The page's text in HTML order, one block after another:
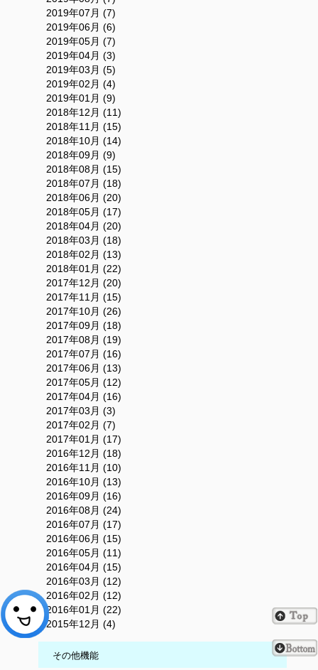
2019年07月 (7)
2019年06月 (6)
2019年05月 (7)
2019年04月 (3)
2019年03月 (5)
2019年02月 (4)
2019年01月 (9)
2018年12月 (11)
2018年11月 (15)
2018年10月 (14)
2018年09月 (9)
2018年08月 (15)
2018年07月 (18)
2018年06月 (20)
2018年05月 (17)
2018年04月 (20)
2018年03月 (18)
2018年02月 (13)
2018年01月 (22)
2017年12月 (20)
2017年11月 (15)
2017年10月 (26)
2017年09月 (18)
2017年08月 (19)
2017年07月 (16)
2017年06月 (13)
2017年05月 (12)
2017年04月 (16)
2017年03月 (3)
2017年02月 (7)
2017年01月 (17)
2016年12月 (18)
2016年11月 (10)
2016年10月 (13)
2016年09月 (16)
2016年08月 (24)
2016年07月 (17)
2016年06月 (15)
2016年05月 (11)
2016年04月 (15)
2016年03月 (12)
2016年02月 (12)
2016年01月 (22)
2015年12月 (4)
その他機能